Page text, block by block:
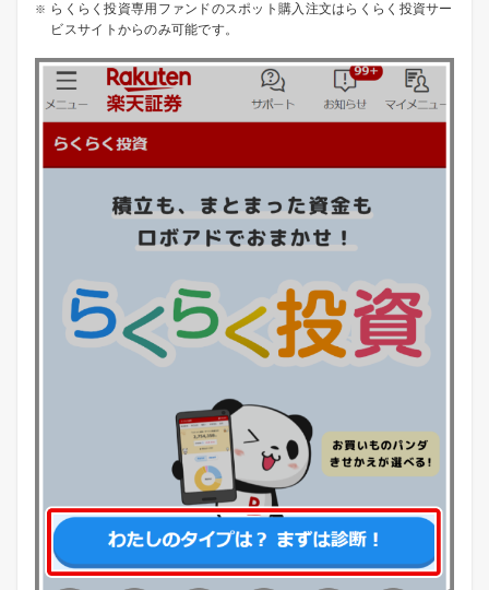
らくらく投資専用ファンドのスポット購入注文はらくらく投資サー
ビスサイトからのみ可能です。